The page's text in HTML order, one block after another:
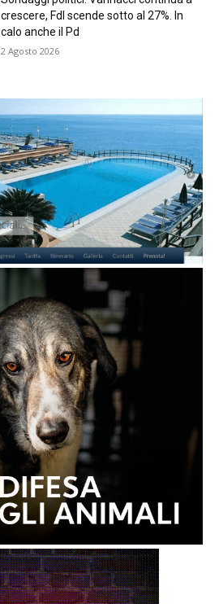
crescere, FdI scende sotto al 27%. In
calo anche il Pd
2 Agosto 2026